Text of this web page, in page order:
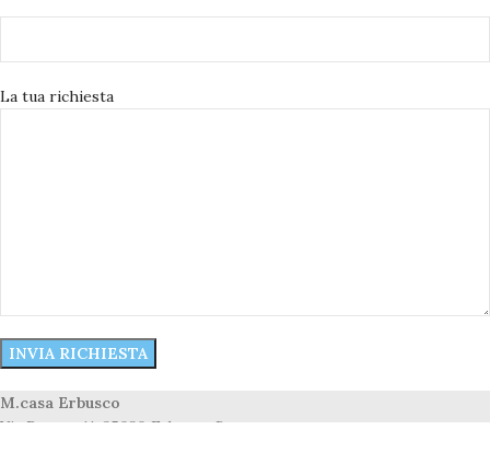
La tua richiesta
M.casa Erbusco
Via Rovato 11, 25030 Erbusco Bs